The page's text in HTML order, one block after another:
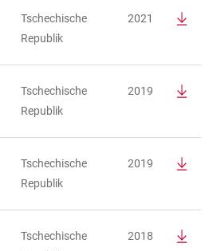
Tschechische
Republik
2021
Tschechische
Republik
2019
Tschechische
Republik
2019
Tschechische
2018